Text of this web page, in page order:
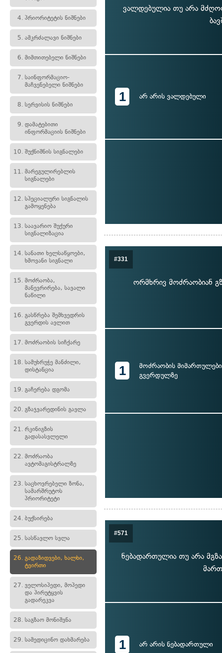
4. პრიორიტეტის ნიშნები
5. ამკრძალავი ნიშნები
6. მიმთითებელი ნიშნები
7. საინფორმაციო-
მაჩვენებელი ნიშნები
8. სერვისის ნიშნები
9. დამატებითი
ინფორმაციის ნიშნები
10. შუქნიშნის სიგნალები
11. მარეგულირებლის
სიგნალები
12. სპეციალური სიგნალის
გამოყენება
13. საავარიო შუქური
სიგნალიზაცია
14. სანათი ხელსაწყოები,
ხმოვანი სიგნალი
15. მოძრაობა,
მანევრირება, სავალი
ნაწილი
16. გასწრება შემხვედრის
გვერდის ავლით
17. მოძრაობის სიჩქარე
18. სამუხრუჭე მანძილი,
დისტანცია
19. გაჩერება დგომა
20. გზაჯვარედინის გავლა
21. რკინიგზის
გადასასვლელი
22. მოძრაობა
ავტომაგისტრალზე
23. საცხოვრებელი ზონა,
სამარშრუტოს
პრიორიტეტი
24. ბუქსირება
25. სასწავლო სვლა
26. გადაზიდვები, ხალხი,
ტვირთი
27. ველოსიპედი, მოპედი
და პირუტყვის
გადარეკვა
28. საგზაო მონიშვნა
29. სამედიცინო დახმარება
ვალდებულია თუ არა
1 არ არის ვალდებული
#331
ორმხრივ მოძრაობიან
1
მოძრაობის
გვერდულზე
#571
ნებადართულია თუ არა
1 არ არის ნებადართული